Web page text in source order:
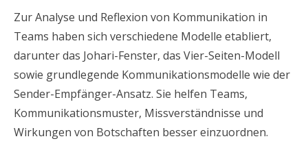
Zur Analyse und Reflexion von Kommunikation in
Teams haben sich verschiedene Modelle etabliert,
darunter das Johari-Fenster, das Vier-Seiten-Modell
sowie grundlegende Kommunikationsmodelle wie der
Sender-Empfänger-Ansatz. Sie helfen Teams,
Kommunikationsmuster, Missverständnisse und
Wirkungen von Botschaften besser einzuordnen.